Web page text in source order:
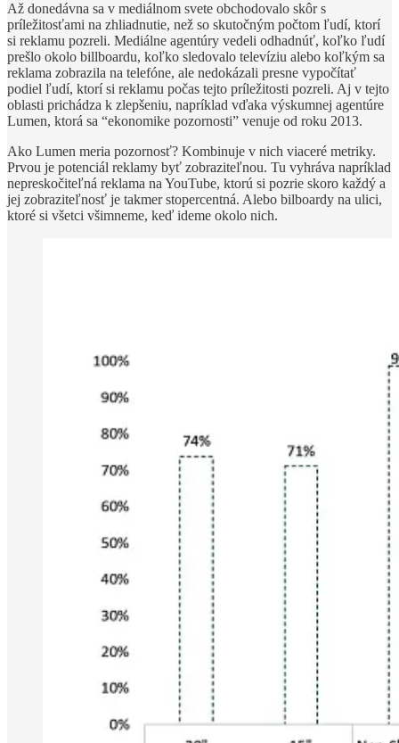
Až donedávna sa v mediálnom svete obchodovalo skôr s
príležitosťami na zhliadnutie, než so skutočným počtom ľudí, ktorí
si reklamu pozreli. Mediálne agentúry vedeli odhadnúť, koľko ľudí
prešlo okolo billboardu, koľko sledovalo televíziu alebo koľkým sa
reklama zobrazila na telefóne, ale nedokázali presne vypočítať
podiel ľudí, ktorí si reklamu počas tejto príležitosti pozreli. Aj v tejto
oblasti prichádza k zlepšeniu, napríklad vďaka výskumnej agentúre
Lumen, ktorá sa “ekonomike pozornosti” venuje od roku 2013.
Ako Lumen meria pozornosť? Kombinuje v nich viaceré metriky.
Prvou je potenciál reklamy byť zobraziteľnou. Tu vyhráva napríklad
nepreskočiteľná reklama na YouTube, ktorú si pozrie skoro každý a
jej zobraziteľnosť je takmer stopercentná. Alebo bilboardy na ulici,
ktoré si všetci všimneme, keď ideme okolo nich.